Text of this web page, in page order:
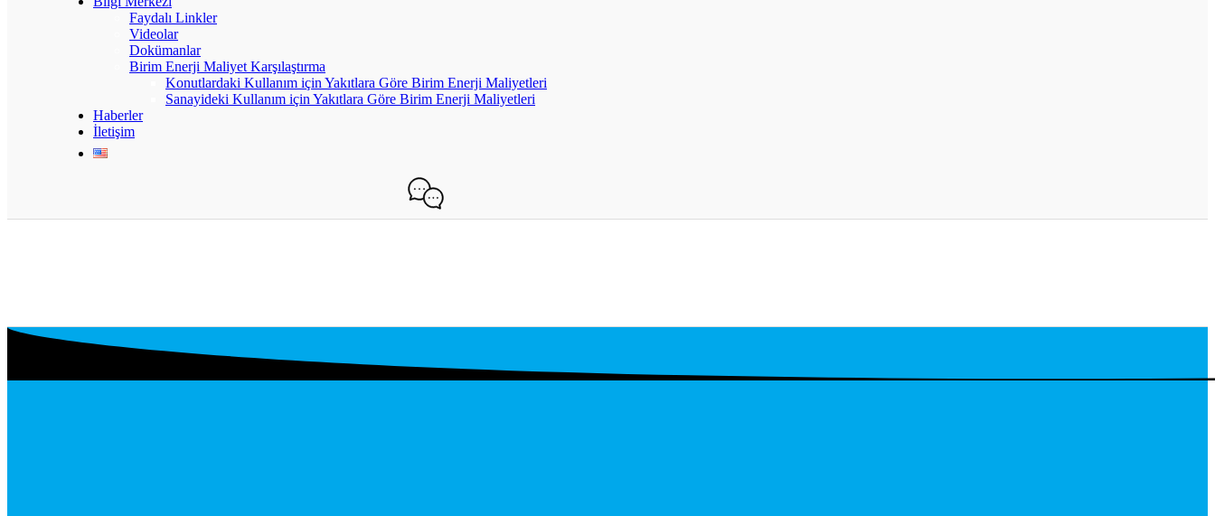
Faydalı Linkler
Videolar
Dokümanlar
Birim Enerji Maliyet Karşılaştırma
Konutlardaki Kullanım için Yakıtlara Göre Birim Enerji Maliyetleri
Sanayideki Kullanım için Yakıtlara Göre Birim Enerji Maliyetleri
Haberler
İletişim